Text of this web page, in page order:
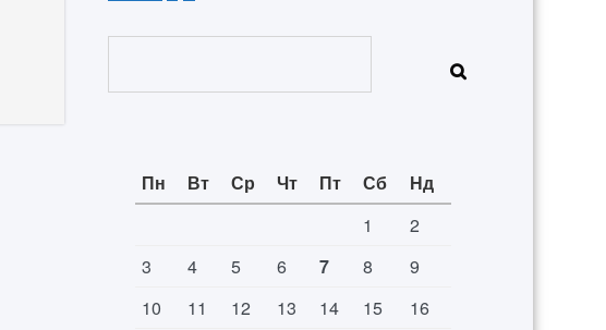
Пн Вт Ср Чт Пт Сб
Нд
1
2
3
4 5 6 7 8
9
10
11 12 13 14 15
16